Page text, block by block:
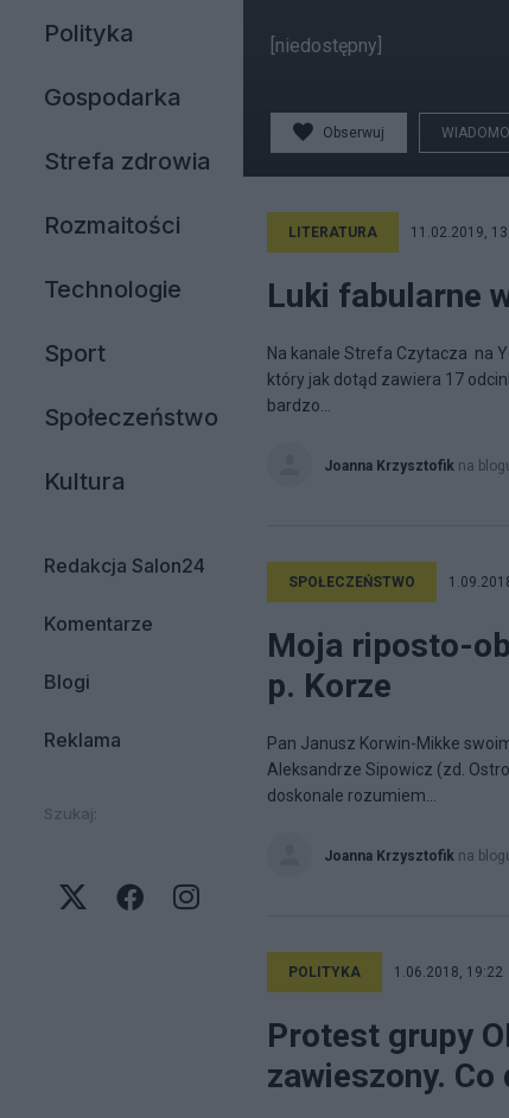
Polityka
Gospodarka
Strefa zdrowia
Rozmaitości
Technologie
Sport
Społeczeństwo
Kultura
Redakcja Salon24
Komentarze
Blogi
Reklama
Szukaj:
[niedostępny]
Obserwuj
LITERATURA 11.02.2019,
Luki fabularne
Na kanale Strefa Czytacza na
który jak dotąd zawiera 17
bardzo...
Joanna Krzysztofik na
SPOŁECZEŃSTWO
Moja riposto-
p. Korze
Pan Janusz Korwin-Mikke
Aleksandrze Sipowicz (zd.
doskonale rozumiem...
Joanna Krzysztofik na
POLITYKA 1.06.2018, 19:22
Protest grupy
zawieszony. Co